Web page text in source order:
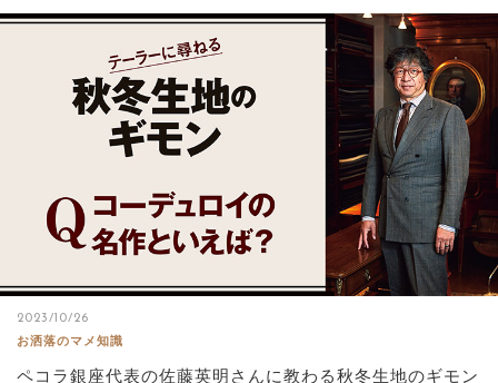
2023/10/26
お洒落のマメ知識
ペコラ銀座代表の佐藤英明さんに教わる秋冬生地のギモン